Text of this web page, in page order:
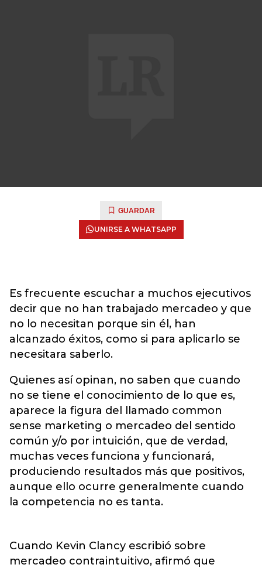
GUARDAR
UNIRSE A WHATSAPP
Es frecuente escuchar a muchos ejecutivos
decir que no han trabajado mercadeo y que
no lo necesitan porque sin él, han
alcanzado éxitos, como si para aplicarlo se
necesitara saberlo.
Quienes así opinan, no saben que cuando
no se tiene el conocimiento de lo que es,
aparece la figura del llamado common
sense marketing o mercadeo del sentido
común y/o por intuición, que de verdad,
muchas veces funciona y funcionará,
produciendo resultados más que positivos,
aunque ello ocurre generalmente cuando
la competencia no es tanta.
Cuando Kevin Clancy escribió sobre
mercadeo contraintuitivo, afirmó que